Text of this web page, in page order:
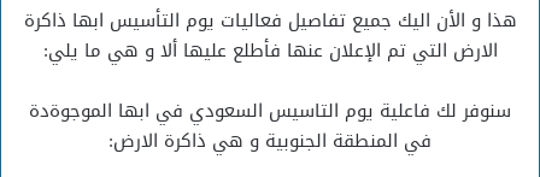
هذا و الأن اليك جميع تفاصيل فعاليات يوم التأسيس ابها ذاكرة
الارض التي تم الإعلان عنها فأطلع عليها ألا و هي ما يلي:
سنوفر لك فاعلية يوم التاسيس السعودي في ابها الموجوةدة
في المنطقة الجنوبية و هي ذاكرة الارض: